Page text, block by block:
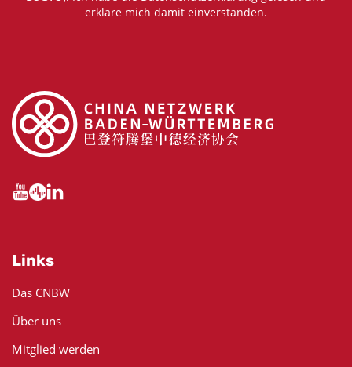
erkläre mich damit einverstanden.
Links
Das CNBW
Über uns
Mitglied werden